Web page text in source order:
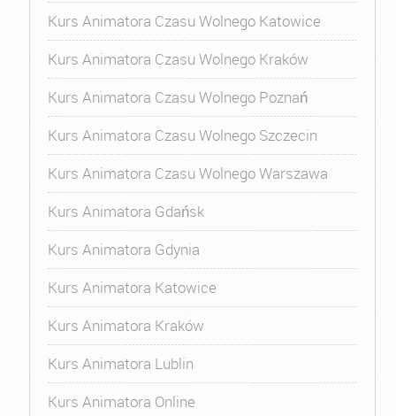
Kurs Animatora Czasu Wolnego Katowice
Kurs Animatora Czasu Wolnego Kraków
Kurs Animatora Czasu Wolnego Poznań
Kurs Animatora Czasu Wolnego Szczecin
Kurs Animatora Czasu Wolnego Warszawa
Kurs Animatora Gdańsk
Kurs Animatora Gdynia
Kurs Animatora Katowice
Kurs Animatora Kraków
Kurs Animatora Lublin
Kurs Animatora Online